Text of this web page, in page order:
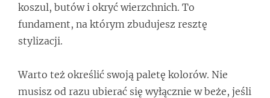
koszul, butów i okryć wierzchnich. To
fundament, na którym zbudujesz resztę
stylizacji.
Warto też określić swoją paletę kolorów. Nie
musisz od razu ubierać się wyłącznie w beże, jeśli